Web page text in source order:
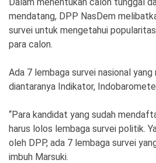
mendatang, DPP NasDem
survei untuk mengetahui
para calon.
Ada 7 lembaga survei nasional yang
diantaranya Indikator,
“Para kandidat yang sudah
harus lolos lembaga survei politik.
oleh DPP, ada 7 lembaga survei
imbuh Marsuki.